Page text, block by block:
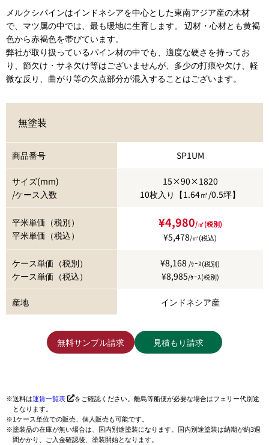
メルクシパインはインドネシアを中心とした東南アジア産の木材
で、マツ属の中では、最も暖地に生育します。 辺材・心材とも黄褐
色から赤褐色を帯びています。
弊社が取り扱っているパイン材の中でも、適度な硬さを持ってお
り、節欠け・サネ欠け等はございませんが、多少の打痕や欠け、軽
微な反り、曲がり等の欠点部分が混入することはございます。
無塗装
商品番号 SP1UM
サイズ(mm)
/ケース入数
15×90×1820
10枚入り【1.64㎡/0.5坪】
平米単価（税別）
平米単価（税込）
¥4,980/㎡(税別)
¥5,478/㎡(税込)
ケース単価（税別）
ケース単価（税込）
¥8,168 /ｹｰｽ(税別)
¥8,985/ｹｰｽ(税別)
産地 インドネシア産
無料サンプル請求 見積もり請求
送料は運賃一覧表
をご確認ください。離島等船便が必要な場合はフェリー代別途
となります。
1ケース単位での販売、個人販売も可能です。
塗装品の在庫が無い場合は、国内別途塗装になります。国内別途塗装は納期が約3週
間かかり、ご入金確認後、塗装開始となります。